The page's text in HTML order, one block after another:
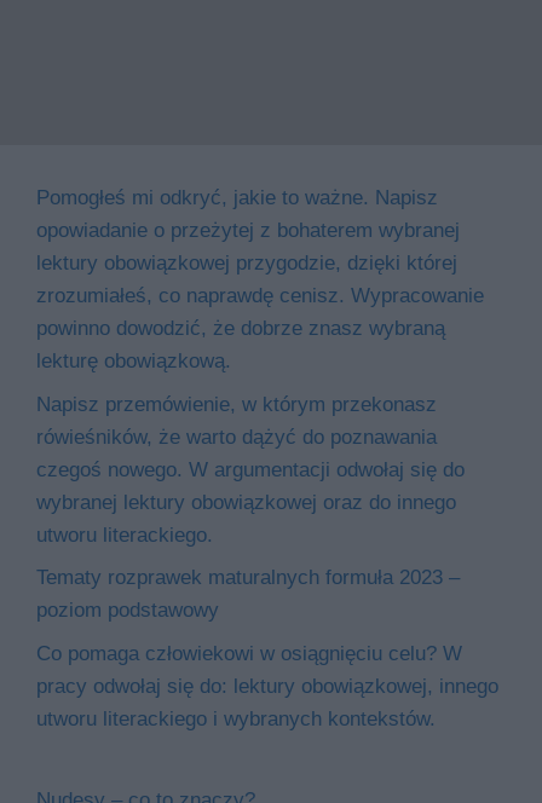
Pomogłeś mi odkryć, jakie to ważne. Napisz
opowiadanie o przeżytej z bohaterem wybranej
lektury obowiązkowej przygodzie, dzięki której
zrozumiałeś, co naprawdę cenisz. Wypracowanie
powinno dowodzić, że dobrze znasz wybraną
lekturę obowiązkową.
Napisz przemówienie, w którym przekonasz
rówieśników, że warto dążyć do poznawania
czegoś nowego. W argumentacji odwołaj się do
wybranej lektury obowiązkowej oraz do innego
utworu literackiego.
Tematy rozprawek maturalnych formuła 2023 –
poziom podstawowy
Co pomaga człowiekowi w osiągnięciu celu? W
pracy odwołaj się do: lektury obowiązkowej, innego
utworu literackiego i wybranych kontekstów.